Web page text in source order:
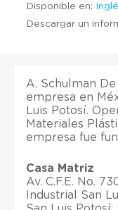
Disponible en:
Descargar un
A. Schulman De
empresa en
Luis Potosí.
Materiales
empresa fue
Casa Matriz
Av. C.F.E. No.
Industrial San